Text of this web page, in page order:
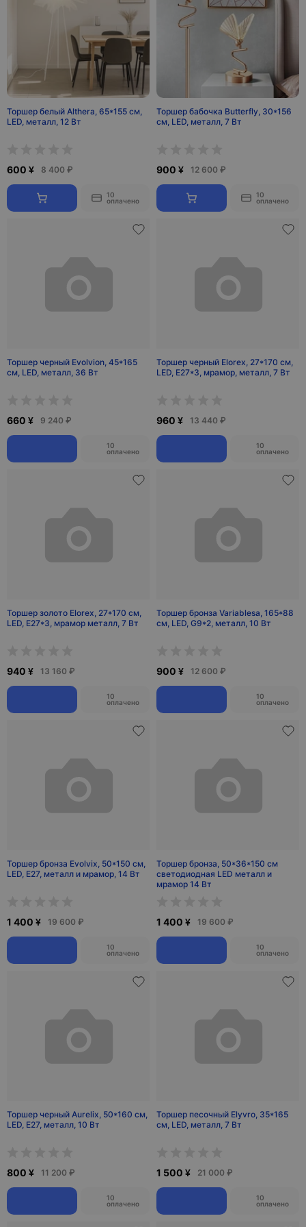
Торшер белый Althera, 65*155 см,
LED, металл, 12 Вт
600 ¥ 8 400 ₽
10
оплачено
Торшер бабочка Butterfly, 30*156
см, LED, металл, 7 Вт
900 ¥ 12 600 ₽
10
оплачено
Торшер черный Evolvion, 45*165
см, LED, металл, 36 Вт
660 ¥ 9 240 ₽
10
оплачено
Торшер черный Elorex, 27*170 см,
LED, Е27*3, мрамор, металл, 7 Вт
960 ¥ 13 440 ₽
10
оплачено
Торшер золото Elorex, 27*170 см,
LED, Е27*3, мрамор металл, 7 Вт
940 ¥ 13 160 ₽
10
оплачено
Торшер бронза Variablesa, 165*88
см, LED, G9*2, металл, 10 Вт
900 ¥ 12 600 ₽
10
оплачено
Торшер бронза Evolvix, 50*150 см,
LED, Е27, металл и мрамор, 14 Вт
1 400 ¥ 19 600 ₽
10
оплачено
Торшер бронза, 50*36*150 см
светодиодная LED металл и
мрамор 14 Вт
1 400 ¥ 19 600 ₽
10
оплачено
Торшер черный Aurelix, 50*160 см,
LED, E27, металл, 10 Вт
800 ¥ 11 200 ₽
10
оплачено
Торшер песочный Elyvro, 35*165
см, LED, металл, 7 Вт
1 500 ¥ 21 000 ₽
10
оплачено